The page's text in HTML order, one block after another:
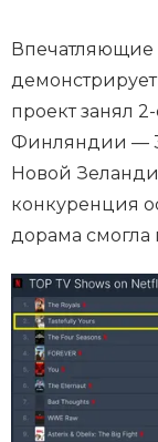
Впечатляющие
проект занял
Финляндии —
Новой
конкуренция
дорама